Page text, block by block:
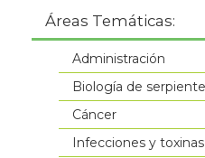
Áreas Temáticas:
Administración
Biología de
Cáncer
Infecciones y